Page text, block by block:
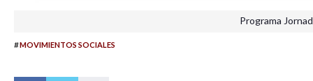
Programa
#MOVIMIENTOS SOCIALES